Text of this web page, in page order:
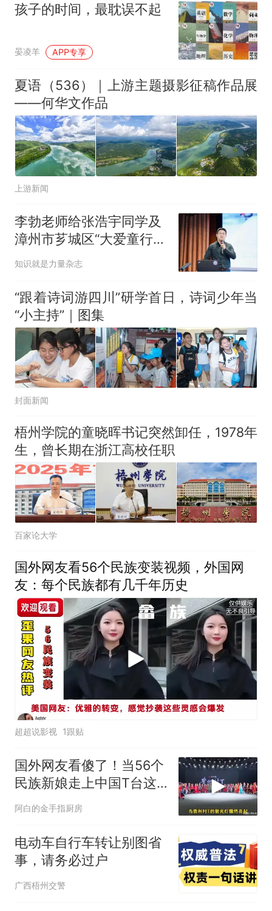
孩子的时间，最耽误不起
晏凌羊 APP专享
夏语（536）｜上游主题摄影征稿作品展
——何华文作品
上游新闻
李勃老师给张浩宇同学及
漳州市芗城区“大爱童行
筑梦成长”——关爱随迁子
信｜青少年科普阅读行动
知识就是力量杂志
“跟着诗词游四川”研学首日，诗词少年当
“小主持”｜图集
封面新闻
梧州学院的童晓晖书记突然卸任，1978年
生，曾长期在浙江高校任职
百家论大学
国外网友看56个民族变装视频，外国网
友：每个民族都有几千年历史
超超说影视 1跟贴
国外网友看傻了！当56个
民族新娘走上中国T台这
波文化输出赢麻了
阿白的金手指厨房
电动车自行车转让别图省
事，请务必过户
广西梧州交警